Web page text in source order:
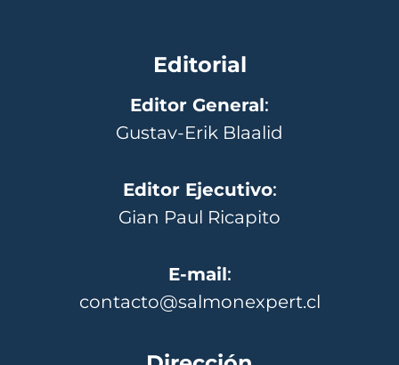
Editorial
Editor General:
Gustav-Erik Blaalid
Editor Ejecutivo:
Gian Paul Ricapito
E-mail:
contacto@salmonexpert.cl